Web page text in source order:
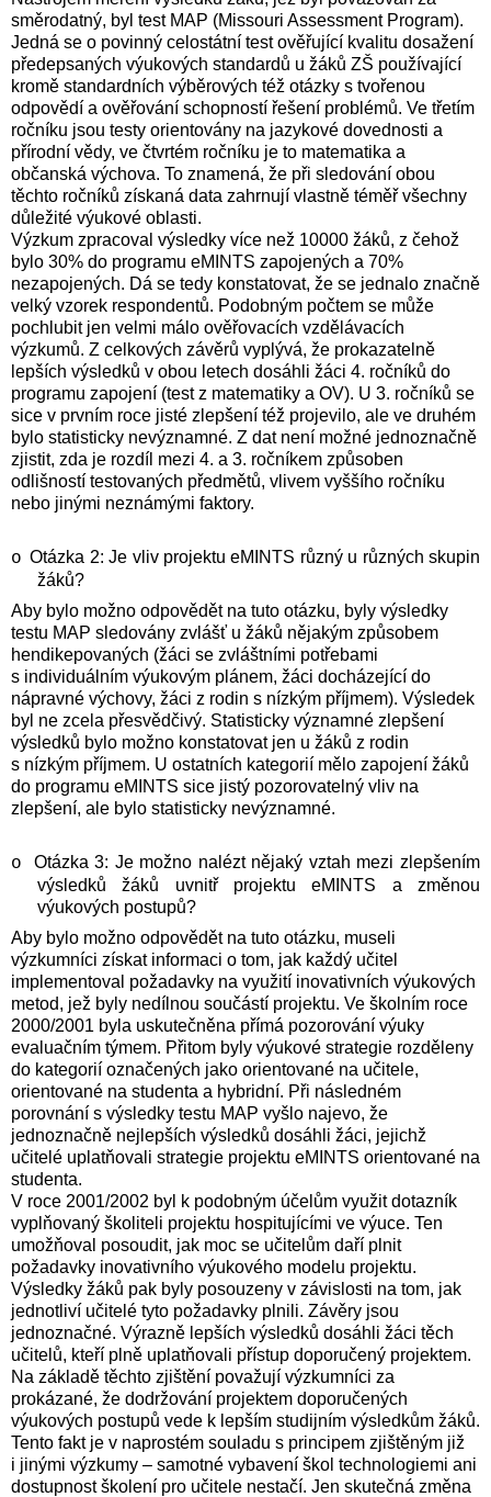
směrodatný, byl test MAP (Missouri Assessment Program).
Jedná se o povinný celostátní test ověřující kvalitu dosažení
předepsaných výukových standardů u žáků ZŠ používající
kromě standardních výběrových též otázky s tvořenou
odpovědí a ověřování schopností řešení problémů. Ve třetím
ročníku jsou testy orientovány na jazykové dovednosti a
přírodní vědy, ve čtvrtém ročníku je to matematika a
občanská výchova. To znamená, že při sledování obou
těchto ročníků získaná data zahrnují vlastně téměř všechny
důležité výukové oblasti.
Výzkum zpracoval výsledky více než 10000 žáků, z čehož
bylo 30% do programu eMINTS zapojených a 70%
nezapojených. Dá se tedy konstatovat, že se jednalo značně
velký vzorek respondentů. Podobným počtem se může
pochlubit jen velmi málo ověřovacích vzdělávacích
výzkumů. Z celkových závěrů vyplývá, že prokazatelně
lepších výsledků v obou letech dosáhli žáci 4. ročníků do
programu zapojení (test z matematiky a OV). U 3. ročníků se
sice v prvním roce jisté zlepšení též projevilo, ale ve druhém
bylo statisticky nevýznamné. Z dat není možné jednoznačně
zjistit, zda je rozdíl mezi 4. a 3. ročníkem způsoben
odlišností testovaných předmětů, vlivem vyššího ročníku
nebo jinými neznámými faktory.
o Otázka 2: Je vliv projektu eMINTS různý u různých skupin
žáků?
Aby bylo možno odpovědět na tuto otázku, byly výsledky
testu MAP sledovány zvlášť u žáků nějakým způsobem
hendikepovaných (žáci se zvláštními potřebami
s individuálním výukovým plánem, žáci docházející do
nápravné výchovy, žáci z rodin s nízkým příjmem). Výsledek
byl ne zcela přesvědčivý. Statisticky významné zlepšení
výsledků bylo možno konstatovat jen u žáků z rodin
s nízkým příjmem. U ostatních kategorií mělo zapojení žáků
do programu eMINTS sice jistý pozorovatelný vliv na
zlepšení, ale bylo statisticky nevýznamné.
o
Otázka 3: Je možno nalézt nějaký vztah mezi zlepšením
výsledků žáků uvnitř projektu eMINTS a změnou
výukových postupů?
Aby bylo možno odpovědět na tuto otázku, museli
výzkumníci získat informaci o tom, jak každý učitel
implementoval požadavky na využití inovativních výukových
metod, jež byly nedílnou součástí projektu. Ve školním roce
2000/2001 byla uskutečněna přímá pozorování výuky
evaluačním týmem. Přitom byly výukové strategie rozděleny
do kategorií označených jako orientované na učitele,
orientované na studenta a hybridní. Při následném
porovnání s výsledky testu MAP vyšlo najevo, že
jednoznačně nejlepších výsledků dosáhli žáci, jejichž
učitelé uplatňovali strategie projektu eMINTS orientované na
studenta.
V roce 2001/2002 byl k podobným účelům využit dotazník
vyplňovaný školiteli projektu hospitujícími ve výuce. Ten
umožňoval posoudit, jak moc se učitelům daří plnit
požadavky inovativního výukového modelu projektu.
Výsledky žáků pak byly posouzeny v závislosti na tom, jak
jednotliví učitelé tyto požadavky plnili. Závěry jsou
jednoznačné. Výrazně lepších výsledků dosáhli žáci těch
učitelů, kteří plně uplatňovali přístup doporučený projektem.
Na základě těchto zjištění považují výzkumníci za
prokázané, že dodržování projektem doporučených
výukových postupů vede k lepším studijním výsledkům žáků.
Tento fakt je v naprostém souladu s principem zjištěným již
i jinými výzkumy – samotné vybavení škol technologiemi ani
dostupnost školení pro učitele nestačí. Jen skutečná změna